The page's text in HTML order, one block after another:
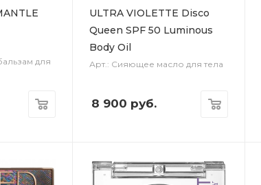
для
ULTRA VIOLETTE Disco
Queen SPF 50 Luminous
Body Oil
Арт.: Сияющее масло для тела
8 900 руб.